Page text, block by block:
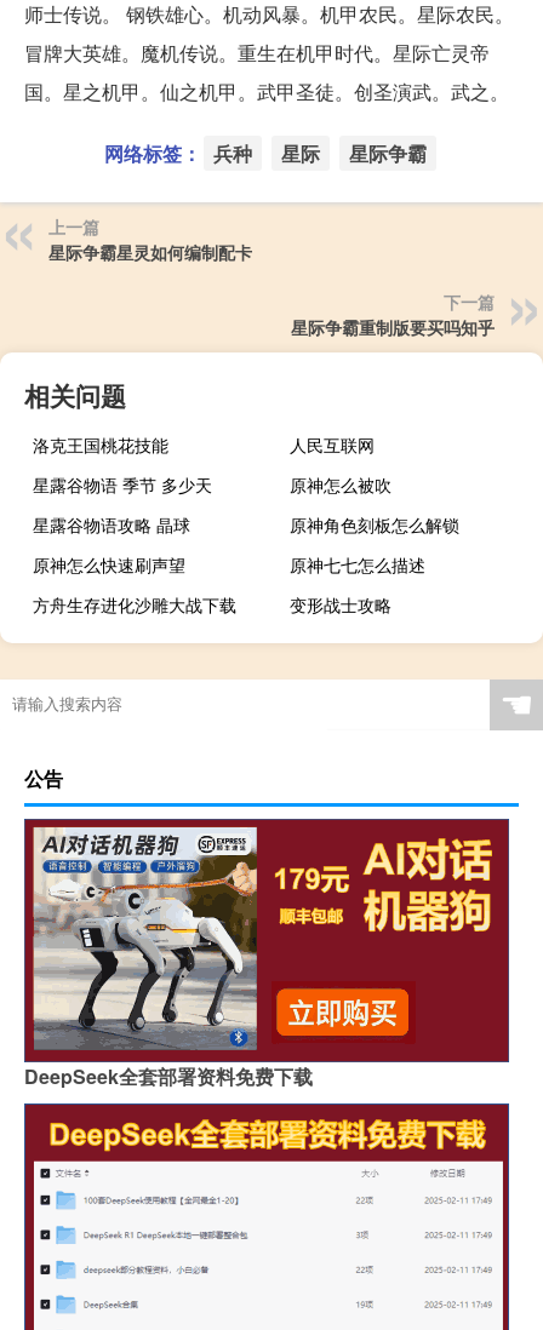
师士传说。 钢铁雄心。机动风暴。机甲农民。星际农民。
冒牌大英雄。魔机传说。重生在机甲时代。星际亡灵帝
国。星之机甲。仙之机甲。武甲圣徒。创圣演武。武之。
网络标签： 兵种 星际 星际争霸
上一篇
星际争霸星灵如何编制配卡
下一篇
星际争霸重制版要买吗知乎
相关问题
洛克王国桃花技能
人民互联网
星露谷物语 季节 多少天
原神怎么被吹
星露谷物语攻略 晶球
原神角色刻板怎么解锁
原神怎么快速刷声望
原神七七怎么描述
方舟生存进化沙雕大战下载
变形战士攻略
☚
公告
DeepSeek全套部署资料免费下载